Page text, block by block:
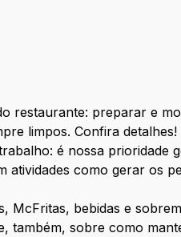
restaurante: preparar e
limpos. Confira detalhes!
é nossa prioridade
como gerar os
bebidas e
sobre como